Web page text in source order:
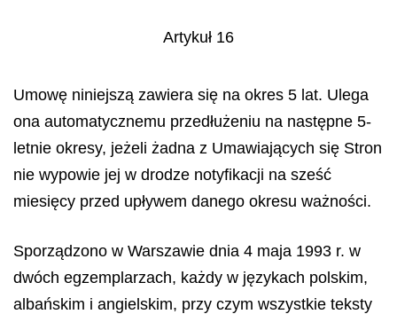
Artykuł 16
Umowę niniejszą zawiera się na okres 5 lat. Ulega
ona automatycznemu przedłużeniu na następne 5-
letnie okresy, jeżeli żadna z Umawiających się Stron
nie wypowie jej w drodze notyfikacji na sześć
miesięcy przed upływem danego okresu ważności.
Sporządzono w Warszawie dnia 4 maja 1993 r. w
dwóch egzemplarzach, każdy w językach polskim,
albańskim i angielskim, przy czym wszystkie teksty